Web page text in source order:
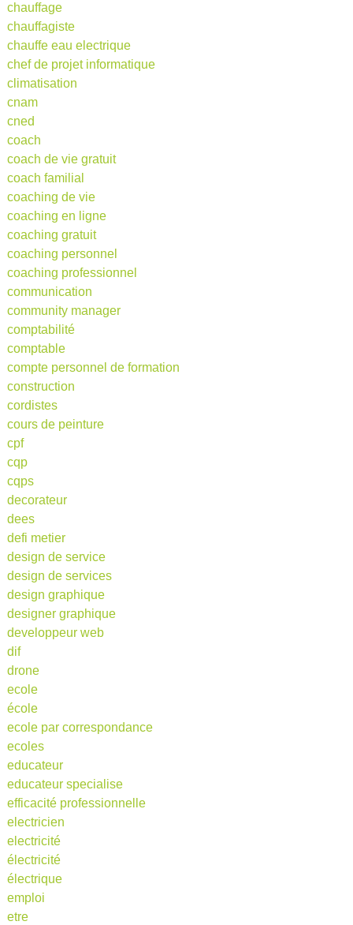
chauffage
chauffagiste
chauffe eau electrique
chef de projet informatique
climatisation
cnam
cned
coach
coach de vie gratuit
coach familial
coaching de vie
coaching en ligne
coaching gratuit
coaching personnel
coaching professionnel
communication
community manager
comptabilité
comptable
compte personnel de formation
construction
cordistes
cours de peinture
cpf
cqp
cqps
decorateur
dees
defi metier
design de service
design de services
design graphique
designer graphique
developpeur web
dif
drone
ecole
école
ecole par correspondance
ecoles
educateur
educateur specialise
efficacité professionnelle
electricien
electricité
électricité
électrique
emploi
etre